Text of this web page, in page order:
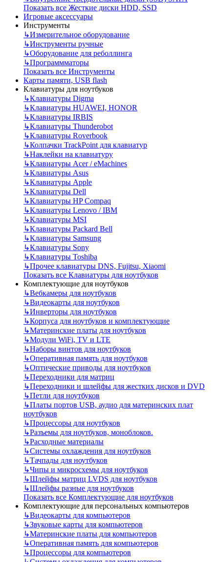
Показать все Жесткие диски HDD, SSD
Игровые аксессуары
Инструменты
↳Измерительное оборудование
↳Инструменты ручные
↳Оборудование для реболлинга
↳Программматоры
Показать все Инструменты
Карты памяти, USB flash
Клавиатуры для ноутбуков
↳Клавиатуры Digma
↳Клавиатуры HUAWEI, HONOR
↳Клавиатуры IRBIS
↳Клавиатуры Thunderobot
↳Клавиатуры Roverbook
↳Колпачки TrackPoint для клавиатур
↳Наклейки на клавиатуру
↳Клавиатуры Acer / eMachines
↳Клавиатуры Asus
↳Клавиатуры Apple
↳Клавиатуры Dell
↳Клавиатуры HP Compaq
↳Клавиатуры Lenovo / IBM
↳Клавиатуры MSI
↳Клавиатуры Packard Bell
↳Клавиатуры Samsung
↳Клавиатуры Sony
↳Клавиатуры Toshiba
↳Прочее клавиатуры DNS, Fujitsu, Xiaomi
Показать все Клавиатуры для ноутбуков
Комплектующие для ноутбуков
↳Вебкамеры для ноутбуков
↳Видеокарты для ноутбуков
↳Инверторы для ноутбуков
↳Корпуса для ноутбуков и комплектующие
↳Материнские платы для ноутбуков
↳Модули WiFi, TV и LTE
↳Наборы винтов для ноутбуков
↳Оперативная память для ноутбуков
↳Оптические приводы для ноутбуков
↳Переходники для матриц
↳Переходники и шлейфы для жестких дисков и DVD
↳Петли для ноутбуков
↳Платы портов USB, аудио для материнских плат
ноутбуков
↳Процессоры для ноутбуков
↳Разъемы для ноутбуков, моноблоков.
↳Расходные материалы
↳Системы охлаждения для ноутбуков
↳Тачпады для ноутбуков
↳Чипы и микросхемы для ноутбуков
↳Шлейфы матриц LVDS для ноутбуков
↳Шлейфы разные для ноутбуков
Показать все Комплектующие для ноутбуков
Комплектующие для персональных компьютеров
↳Видеокарты для компьютеров
↳Звуковые карты для компьютеров
↳Материнские платы для компьютеров
↳Оперативная память для компьютеров
↳Процессоры для компьютеров